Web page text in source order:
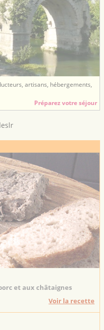
artisans, hébergements,
Préparez votre séjour
et aux châtaignes
Voir la recette